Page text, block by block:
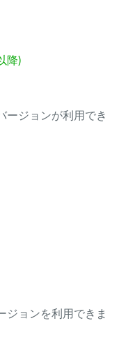
降)
ージョンが利用でき
ジョンを利用できま